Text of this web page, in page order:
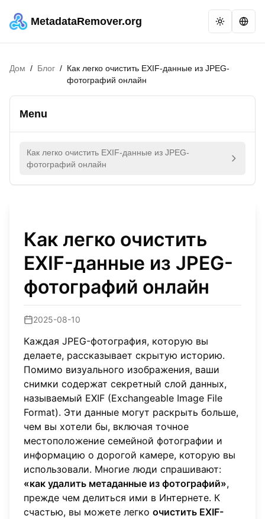
MetadataRemover.org
Дом / Блог / Как легко очистить EXIF-данные из JPEG-
фотографий онлайн
Menu
Как легко очистить EXIF-данные из JPEG-
фотографий онлайн
Как легко очистить
EXIF-данные из JPEG-
фотографий онлайн
2025-08-10
Каждая JPEG-фотография, которую вы
делаете, рассказывает скрытую историю.
Помимо визуального изображения, ваши
снимки содержат секретный слой данных,
называемый EXIF (Exchangeable Image File
Format). Эти данные могут раскрыть больше,
чем вы хотели бы, включая точное
местоположение семейной фотографии и
информацию о дорогой камере, которую вы
использовали. Многие люди спрашивают:
«как удалить метаданные из фотографий»,
прежде чем делиться ими в Интернете. К
счастью, вы можете легко очистить EXIF-